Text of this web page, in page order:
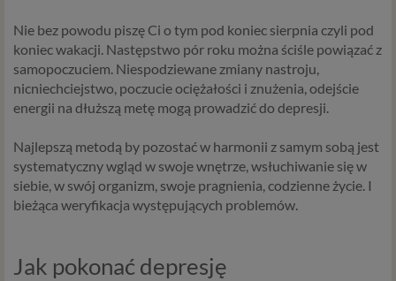
Nie bez powodu piszę Ci o tym pod koniec sierpnia czyli pod
koniec wakacji. Następstwo pór roku można ściśle powiązać z
samopoczuciem. Niespodziewane zmiany nastroju,
nicniechciejstwo, poczucie ociężałości i znużenia, odejście
energii na dłuższą metę mogą prowadzić do depresji.
Najlepszą metodą by pozostać w harmonii z samym sobą jest
systematyczny wgląd w swoje wnętrze, wsłuchiwanie się w
siebie, w swój organizm, swoje pragnienia, codzienne życie. I
bieżąca weryfikacja występujących problemów.
Jak pokonać depresję